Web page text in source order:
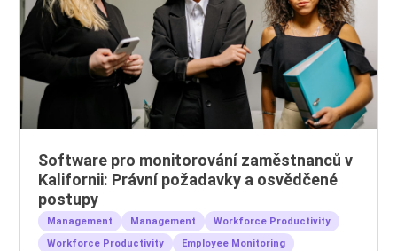
Software pro monitorování zaměstnanců v
Kalifornii: Právní požadavky a osvědčené
postupy
Management Management
Workforce Productivity
Workforce Productivity
Employee Monitoring